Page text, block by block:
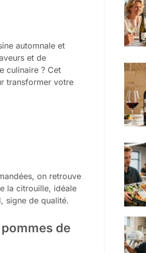
automnale et
et de
culinaire ? Cet
transformer votre
on retrouve
la citrouille, idéale
signe de qualité.
de